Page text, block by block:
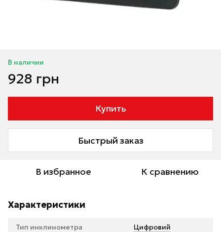
В наличии
928 грн
Купить
Быстрый заказ
В избранное К сравнению
Характеристики
Тип инклинометра Цифровий